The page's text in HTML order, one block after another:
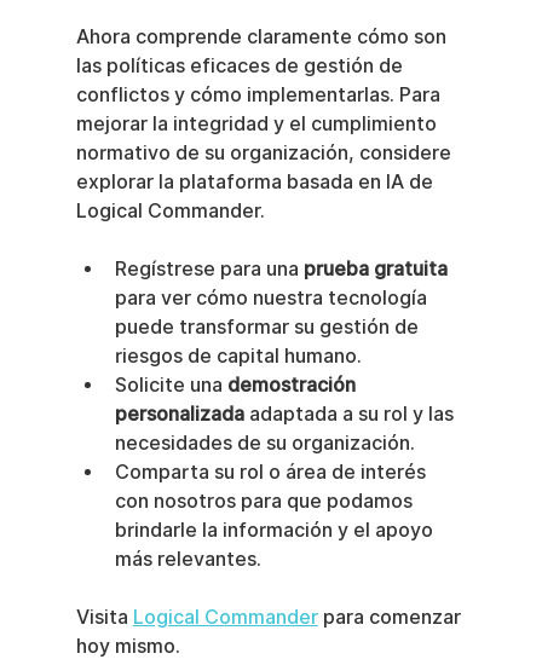
Ahora comprende claramente cómo son
las políticas eficaces de gestión de
conflictos y cómo implementarlas. Para
mejorar la integridad y el cumplimiento
normativo de su organización, considere
explorar la plataforma basada en IA de
Logical Commander.
Regístrese para una prueba gratuita
para ver cómo nuestra tecnología
puede transformar su gestión de
riesgos de capital humano.
Solicite una demostración
personalizada adaptada a su rol y las
necesidades de su organización.
Comparta su rol o área de interés
con nosotros para que podamos
brindarle la información y el apoyo
más relevantes.
Visita Logical Commander para comenzar
hoy mismo.